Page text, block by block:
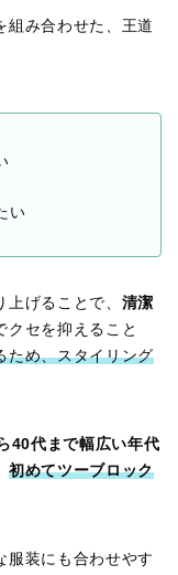
組み合わせた、王道
い
げることで、 清潔
クセを抑えること
ため、スタイリング
40代まで幅広い年代
初めてツーブロック
服装にも合わせやす